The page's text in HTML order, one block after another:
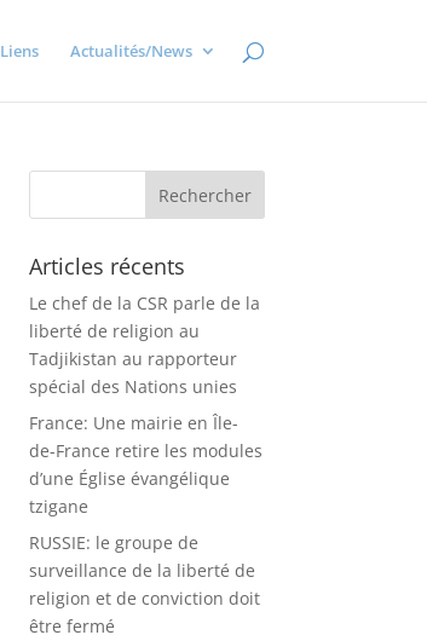
Liens Actualités/News
Articles récents
Le chef de la CSR parle de la
liberté de religion au
Tadjikistan au rapporteur
spécial des Nations unies
France: Une mairie en Île-
de-France retire les modules
d’une Église évangélique
tzigane
RUSSIE: le groupe de
surveillance de la liberté de
religion et de conviction doit
être fermé